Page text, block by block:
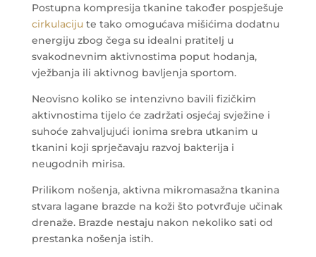
Postupna kompresija tkanine također pospješuje
cirkulacijute tako omogućava mišićima dodatnu
energiju zbog čega su idealni pratitelj u
svakodnevnim aktivnostima poput hodanja,
vježbanja ili aktivnog bavljenja sportom.
Neovisno koliko se intenzivno bavili fizičkim
aktivnostima tijelo će zadržati osjećaj svježine i
suhoće zahvaljujući ionima srebra utkanim u
tkanini koji sprječavaju razvoj bakterija i
neugodnih mirisa.
Prilikom nošenja, aktivna mikromasažna tkanina
stvara lagane brazde na koži što potvrđuje učinak
drenaže. Brazde nestaju nakon nekoliko sati od
prestanka nošenja istih.